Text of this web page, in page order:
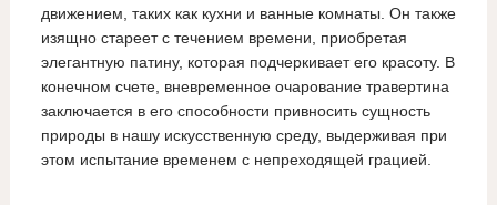
движением, таких как кухни и ванные комнаты. Он также
изящно стареет с течением времени, приобретая
элегантную патину, которая подчеркивает его красоту. В
конечном счете, вневременное очарование травертина
заключается в его способности привносить сущность
природы в нашу искусственную среду, выдерживая при
этом испытание временем с непреходящей грацией.